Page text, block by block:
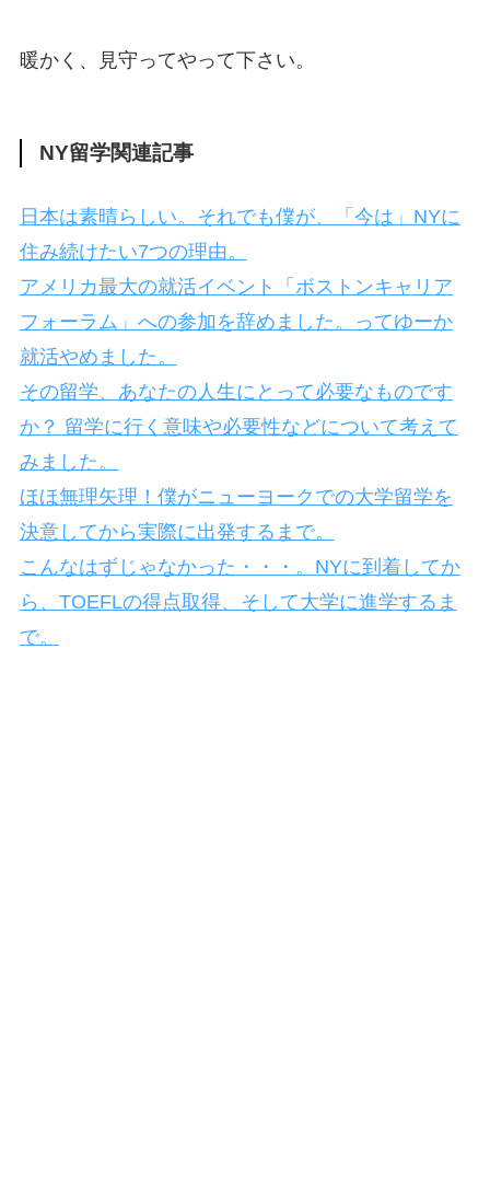
暖かく、見守ってやって下さい。
NY留学関連記事
日本は素晴らしい。それでも僕が、「今は」NYに
住み続けたい7つの理由。
アメリカ最大の就活イベント「ボストンキャリア
フォーラム」への参加を辞めました。ってゆーか
就活やめました。
その留学、あなたの人生にとって必要なものです
か？ 留学に行く意味や必要性などについて考えて
みました。
ほほ無理矢理！僕がニューヨークでの大学留学を
決意してから実際に出発するまで。
こんなはずじゃなかった・・・。NYに到着してか
ら、TOEFLの得点取得、そして大学に進学するま
で。